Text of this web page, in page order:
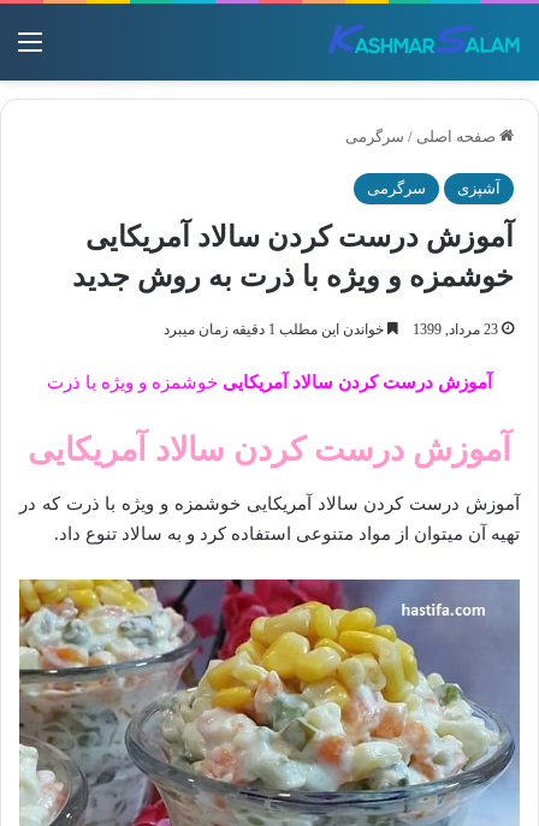
صفحه اصلی / سرگرمی
آشپزی سرگرمی
آموزش درست کردن سالاد آمریکایی
خوشمزه و ویژه با ذرت به روش جدید
23 مرداد, 1399 خواندن این مطلب 1 دقیقه زمان میبرد
آموزش درست کردن سالاد آمریکایی خوشمزه و ویژه با ذرت
آموزش درست کردن سالاد آمریکایی
آموزش درست کردن سالاد آمریکایی خوشمزه و ویژه با ذرت که در
تهیه آن میتوان از مواد متنوعی استفاده کرد و به سالاد تنوع داد.